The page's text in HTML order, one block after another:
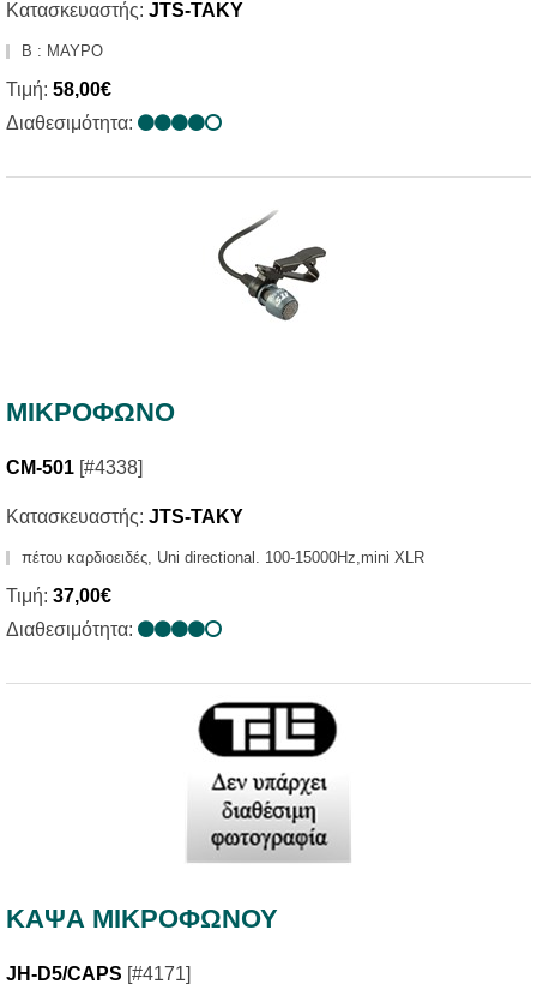
Κατασκευαστής: JTS-TAKY
B : ΜΑΥΡΟ
Τιμή: 58,00€
Διαθεσιμότητα:
ΜΙΚΡΟΦΩΝΟ
CM-501 [#4338]
Κατασκευαστής: JTS-TAKY
πέτου καρδιοειδές, Uni directional. 100-15000Hz,mini XLR
Τιμή: 37,00€
Διαθεσιμότητα:
ΚΑΨΑ ΜΙΚΡΟΦΩΝΟΥ
JH-D5/CAPS [#4171]